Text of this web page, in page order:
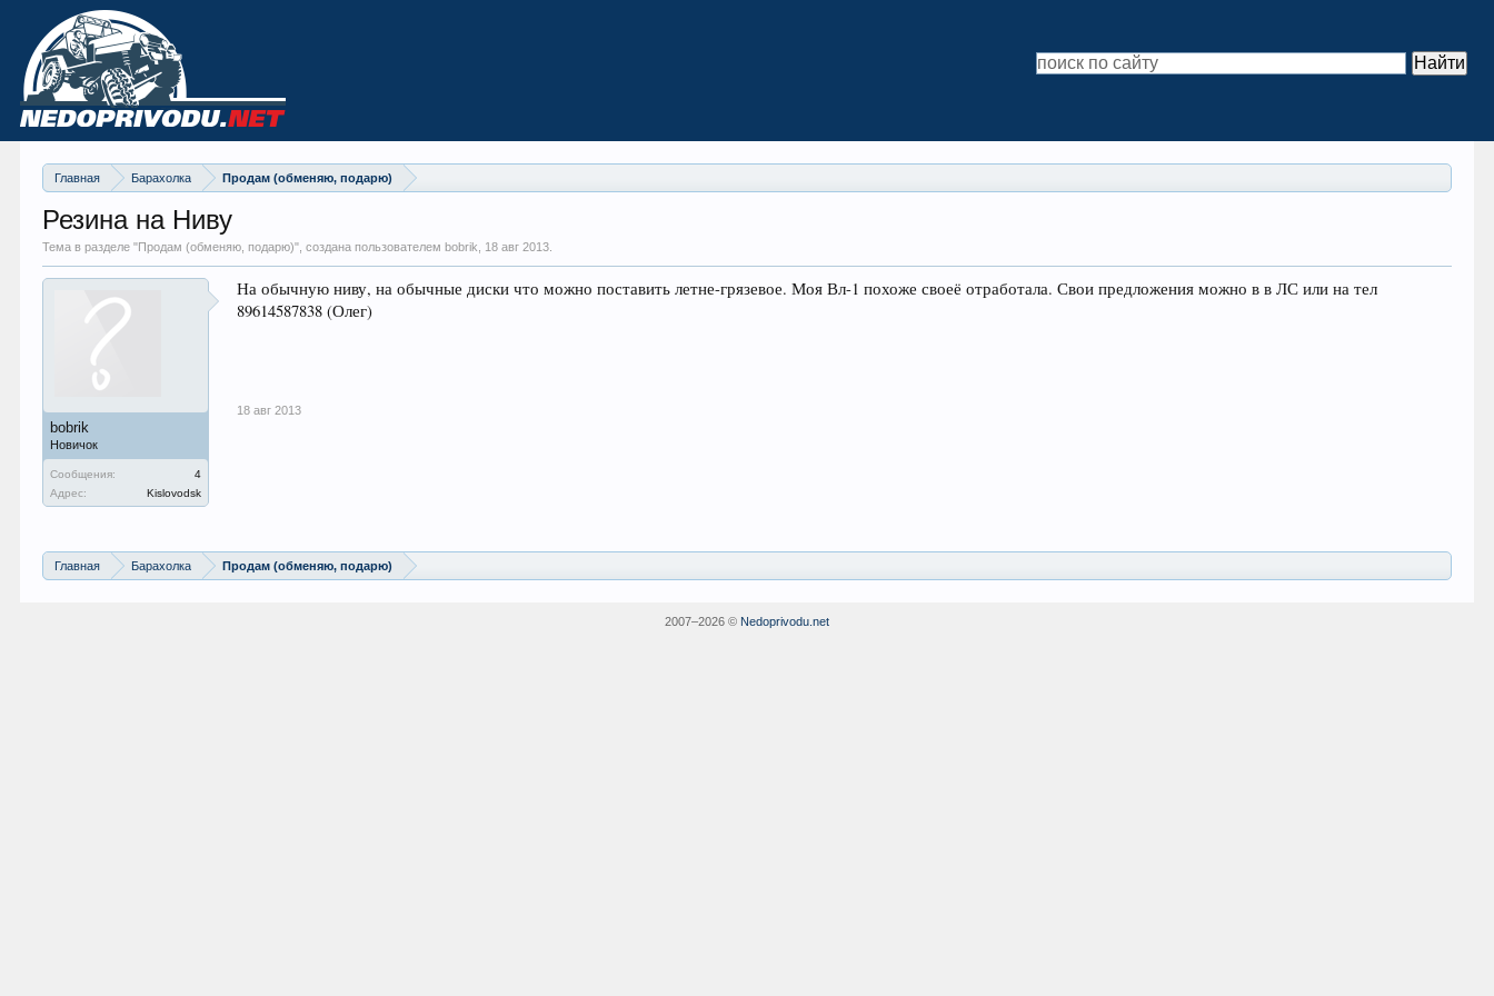
Главная Барахолка Продам (обменяю, подарю)
Резина на Ниву
Тема в разделе "Продам (обменяю, подарю)", создана пользователем bobrik, 18 авг 2013
bobrik
Новичок
Сообщения:
4
Адрес:
Kislovodsk
На обычную ниву, на обычные диски что можно поставить летне-грязевое. Моя Вл-1 похоже своеё отработала. Свои предложения можно в в ЛС или на тел
89614587838 (Олег)
18 авг 2013
Главная Барахолка Продам (обменяю, подарю)
2007–2026 © Nedoprivodu.net